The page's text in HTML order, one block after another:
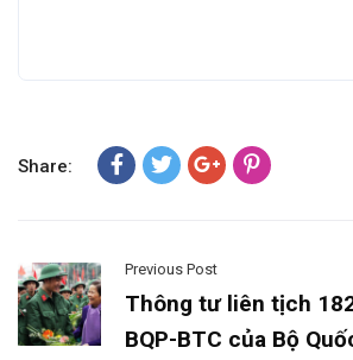
Share:
Previous Post
Thông tư liên tịch
BQP-BTC của Bộ